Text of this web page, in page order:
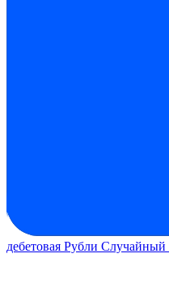
дебетовая Рубли Случайный